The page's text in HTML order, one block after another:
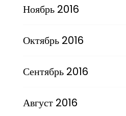
Ноябрь 2016
Октябрь 2016
Сентябрь 2016
Август 2016